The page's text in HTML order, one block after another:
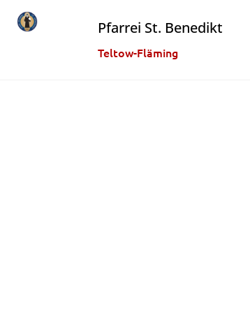
Pfarrei St. Benedikt
Teltow-Fläming